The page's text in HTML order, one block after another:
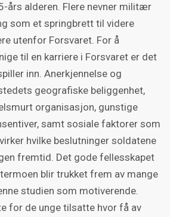
års alderen. Flere nevner militær
som et springbrett til videre
utenfor Forsvaret. For å
til en karriere i Forsvaret er det
inn. Anerkjennelse og
geografiske beliggenhet,
organisasjon, gunstige
samt sosiale faktorer som
hvilke beslutninger soldatene
fremtid. Det gode fellesskapet
blir trukket frem av mange
studien som motiverende.
for de unge tilsatte hvor få av